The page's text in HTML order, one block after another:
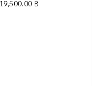
19,500.00 ฿